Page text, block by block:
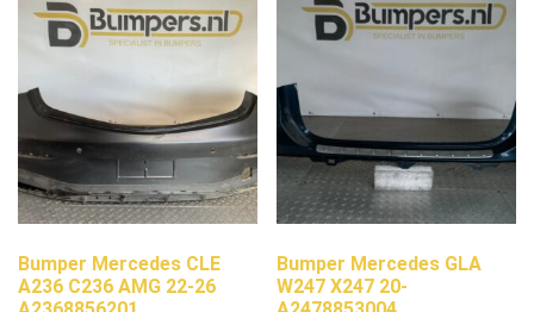
Bumper Mercedes CLE
A236 C236 AMG 22-26
Bumper Mercedes GLA
W247 X247 20-